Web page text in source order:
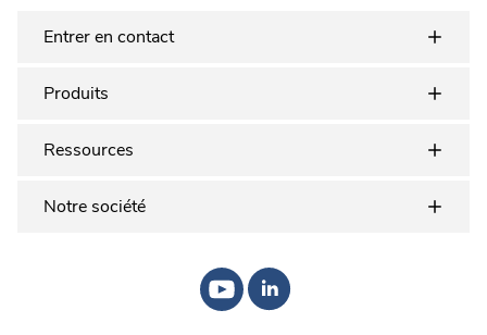
Entrer en contact
Produits
Ressources
Notre société